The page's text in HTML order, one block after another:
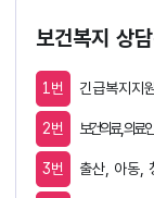
보건복지 상
1번 긴급복지지
2번 보건의료, 의료
3번 출산, 아동,